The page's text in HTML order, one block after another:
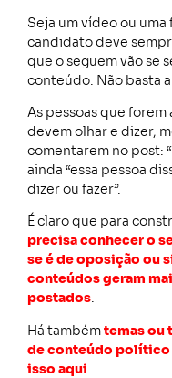
Seja um vídeo ou
candidato deve
que o seguem vão se
conteúdo. Não basta
As pessoas que
devem olhar e dizer,
comentarem no post:
ainda “essa pessoa
dizer ou fazer”.
É claro que para
precisa conhecer o
se é de oposição ou
conteúdos geram
postados.
Há tambémtemas ou
de conteúdo político
isso aqui.